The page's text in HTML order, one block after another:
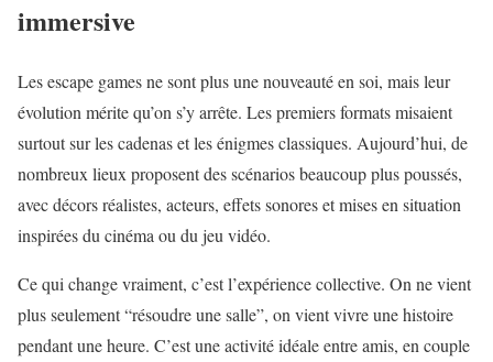
immersive
Les escape games ne sont plus une nouveauté en soi, mais leur
évolution mérite qu’on s’y arrête. Les premiers formats misaient
surtout sur les cadenas et les énigmes classiques. Aujourd’hui, de
nombreux lieux proposent des scénarios beaucoup plus poussés,
avec décors réalistes, acteurs, effets sonores et mises en situation
inspirées du cinéma ou du jeu vidéo.
Ce qui change vraiment, c’est l’expérience collective. On ne vient
plus seulement “résoudre une salle”, on vient vivre une histoire
pendant une heure. C’est une activité idéale entre amis, en couple